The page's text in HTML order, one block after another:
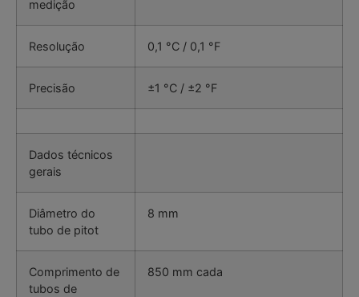
medição
Resolução 0,1 °C / 0,1 °F
Precisão ±1 °C / ±2 °F
Dados técnicos
gerais
Diâmetro do
tubo de pitot
8 mm
Comprimento de
tubos de
850 mm cada